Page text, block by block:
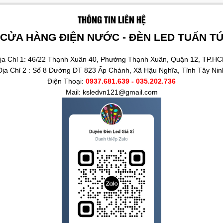
THÔNG TIN LIÊN HỆ
CỬA HÀNG ĐIỆN NƯỚC - ĐÈN LED TUẤN TÚ
Chỉ 1: 46/22 Thạnh Xuân 40, Phường Thạnh Xuân, Quận 12,
Chỉ 2 : Số 8 Đường ĐT 823 Ấp Chánh, Xã Hậu Nghĩa, Tỉnh Tây
Điện Thoại: 0937.681.639 - 035.202.736
Mail: ksledvn121@gmail.com